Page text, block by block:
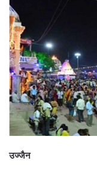
उज्जैन